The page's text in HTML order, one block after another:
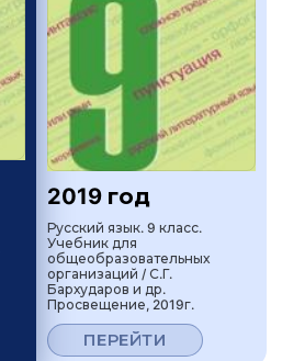
2019 год
Русский язык. 9 класс.
Учебник для
общеобразовательных
организаций / С.Г.
Бархударов и др.
Просвещение, 2019г.
ПЕРЕЙТИ